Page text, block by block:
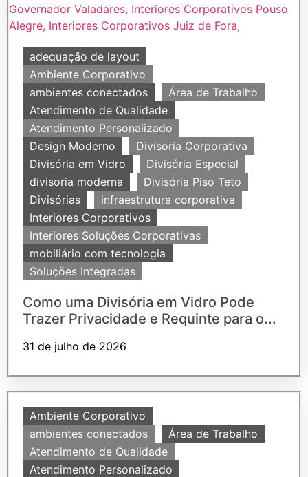
adequação de layout
Ambiente Corporativo
ambientes conectados
Área de Trabalho
Atendimento de Qualidade
Atendimento Personalizado
Design Moderno
Divisoria Corporativa
Divisória em Vidro
Divisória Especial
divisoria moderna
Divisória Piso Teto
Divisórias
infraestrutura corporativa
Interiores Corporativos
Interiores Soluções Corporativas
mobiliário com tecnologia
Soluções Integradas
Como uma Divisória em Vidro Pode
Trazer Privacidade e Requinte para o...
31 de julho de 2026
Ambiente Corporativo
ambientes conectados
Área de Trabalho
Atendimento de Qualidade
Atendimento Personalizado